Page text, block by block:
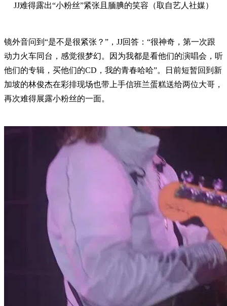
JJ难得露出“小粉丝”紧张且腼腆的笑容（取自艺人社媒）
镜外音问到“是不是很紧张？”，JJ回答：“很神奇，第一次跟
动力火车同台，感觉很梦幻。因为我都是看他们的演唱会，听
他们的专辑，买他们的CD，我的青春哈哈”。日前短暂回到新
加坡的林俊杰在彩排现场也带上手信班兰蛋糕送给两位大哥，
再次难得展露小粉丝的一面。